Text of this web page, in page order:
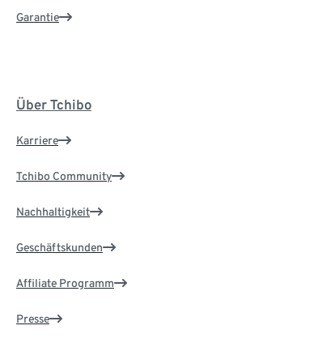
Garantie
Über Tchibo
Karriere
Tchibo Community
Nachhaltigkeit
Geschäftskunden
Affiliate Programm
Presse